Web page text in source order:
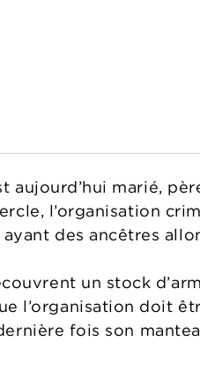
aujourd’hui marié,
l’organisation
des ancêtres
un stock
l’organisation doit
fois son